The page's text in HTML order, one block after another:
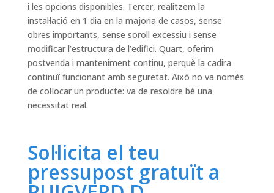
i les opcions disponibles. Tercer, realitzem la
instal·lació en 1 dia en la majoria de casos, sense
obres importants, sense soroll excessiu i sense
modificar l’estructura de l’edifici. Quart, oferim
postvenda i manteniment continu, perquè la cadira
continuï funcionant amb seguretat. Això no va només
de col·locar un producte: va de resoldre bé una
necessitat real.
Sol·licita el teu
pressupost gratuït a